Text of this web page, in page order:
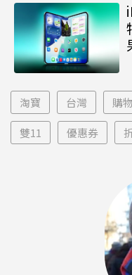
淘寶 台灣 購物
雙11 優惠券